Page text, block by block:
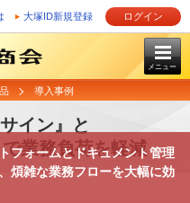
大塚ID新規登録 ログイン
メニュー
導入事例
イン』と
業務負荷を軽減
フォームとドキュメント管理
煩雑な業務フローを大幅に効